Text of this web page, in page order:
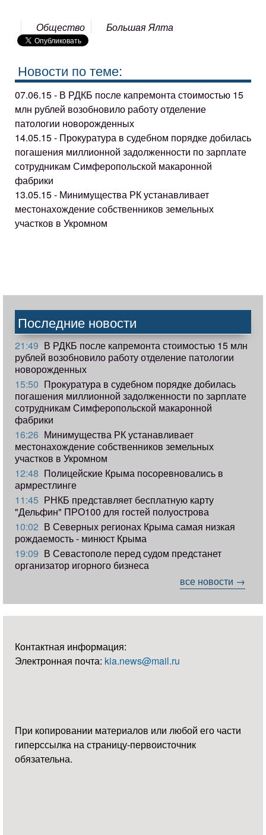
Общество Большая Ялта
Новости по теме:
07.06.15 - В РДКБ после капремонта стоимостью 15
млн рублей возобновило работу отделение
патологии новорожденных
14.05.15 - Прокуратура в судебном порядке добилась
погашения миллионной задолженности по зарплате
сотрудникам Симферопольской макаронной
фабрики
13.05.15 - Минимущества РК устанавливает
местонахождение собственников земельных
участков в Укромном
Последние новости
21:49 В РДКБ после капремонта стоимостью 15 млн
рублей возобновило работу отделение патологии
новорожденных
15:50 Прокуратура в судебном порядке добилась
погашения миллионной задолженности по зарплате
сотрудникам Симферопольской макаронной
фабрики
16:26 Минимущества РК устанавливает
местонахождение собственников земельных
участков в Укромном
12:48 Полицейские Крыма посоревновались в
армрестлинге
11:45 РНКБ представляет бесплатную карту
"Дельфин" ПРО100 для гостей полуострова
10:02 В Северных регионах Крыма самая низкая
рождаемость - минюст Крыма
19:09 В Севастополе перед судом предстанет
организатор игорного бизнеса
все новости →
Контактная информация:
Электронная почта: kia.news@mail.ru
При копировании материалов или любой его части
гиперссылка на страницу-первоисточник
обязательна.